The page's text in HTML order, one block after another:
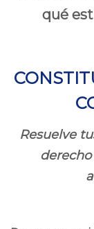
qué
Resuelve